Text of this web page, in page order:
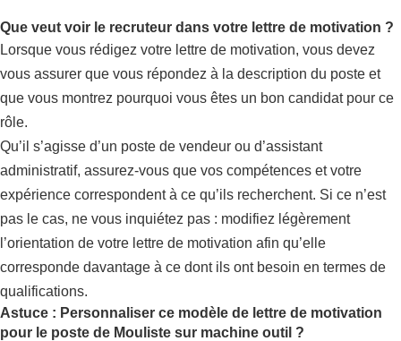
Que veut voir le recruteur dans votre lettre de motivation ?
Lorsque vous rédigez votre lettre de motivation, vous devez
vous assurer que vous répondez à la description du poste et
que vous montrez pourquoi vous êtes un bon candidat pour ce
rôle.
Qu’il s’agisse d’un poste de vendeur ou d’assistant
administratif, assurez-vous que vos compétences et votre
expérience correspondent à ce qu’ils recherchent. Si ce n’est
pas le cas, ne vous inquiétez pas : modifiez légèrement
l’orientation de votre lettre de motivation afin qu’elle
corresponde davantage à ce dont ils ont besoin en termes de
qualifications.
Astuce : Personnaliser ce modèle de lettre de motivation
pour le poste de Mouliste sur machine outil ?